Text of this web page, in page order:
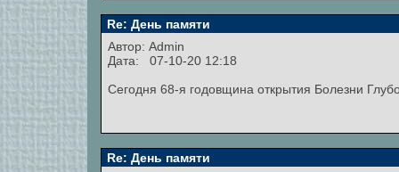
Re: День памяти
Автор: Admin
Дата: 07-10-20 12:18
Сегодня 68-я годовщина открытия Болезни
Re: День памяти